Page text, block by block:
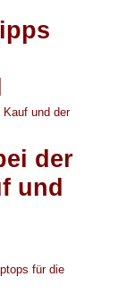
der
und